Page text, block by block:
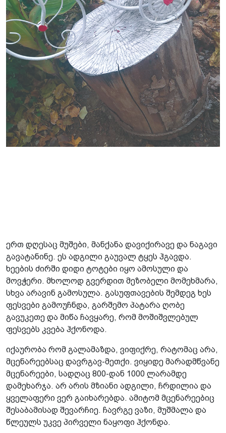
ერთ დღესაც მუშები, მანქანა დავიქირავე და ნაგავი
გავატანინე. ეს ადგილი გაუვალ ტყეს ჰგავდა.
ხეების ძირში დიდი ტოტები იყო ამოსული და
მოვჭერი. მხოლოდ გვერდით მეზობელი მომეხმარა,
სხვა არავინ გამოსულა. გასუფთავების შემდეგ ხეს
ფესვები გამოუჩნდა, გარშემო პატარა ღობე
გავუკეთე და მიწა ჩავყარე, რომ მოშიშვლებულ
ფესვებს კვება ჰქონოდა.
იქაურობა რომ გალამაზდა, ვიფიქრე, რატომაც არა,
მცენარეებსაც დავრგავ-მეთქი. ვიყიდე მარადმწვანე
მცენარეები, სადღაც 800-დან 1000 ლარამდე
დამეხარჯა. არ არის მზიანი ადგილი, ჩრდილია და
ყველაფერი ვერ გაიხარებდა. ამიტომ მცენარეებიც
შესაბამისად შევარჩიე. ჩავრგე ვაზი, მუშმალა და
წლეულს უკვე პირველი ნაყოფი ჰქონდა.